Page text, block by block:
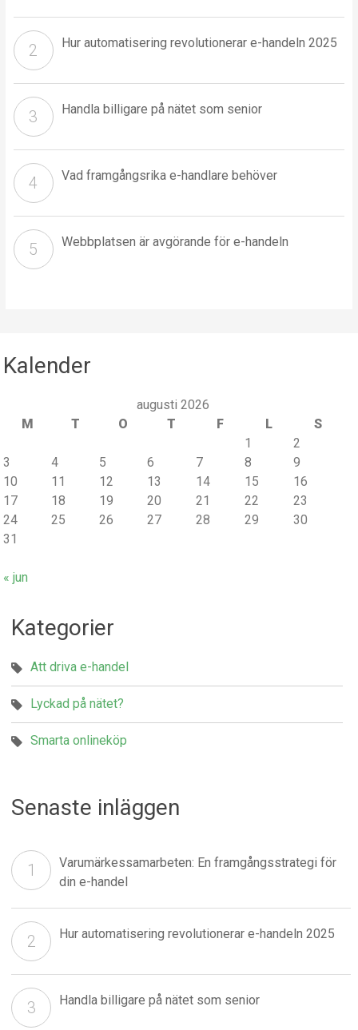
Hur automatisering revolutionerar e-handeln 2025
Handla billigare på nätet som senior
Vad framgångsrika e-handlare behöver
Webbplatsen är avgörande för e-handeln
Kalender
augusti 2026
M
T O T F L
S
1
2
3
4 5 6 7 8
9
10
11 12 13 14 15
16
17
18 19 20 21 22
23
24
25 26 27 28 29
30
31
« jun
Kategorier
Att driva e-handel
Lyckad på nätet?
Smarta onlineköp
Senaste inläggen
Varumärkessamarbeten: En framgångsstrategi för
din e-handel
Hur automatisering revolutionerar e-handeln 2025
Handla billigare på nätet som senior